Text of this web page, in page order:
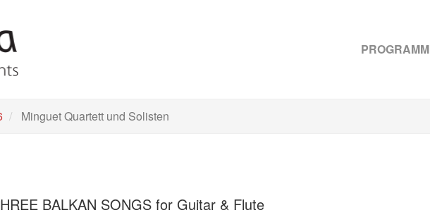
PROGRAMM
Minguet Quartett und Solisten
BALKAN SONGS for Guitar & Flute